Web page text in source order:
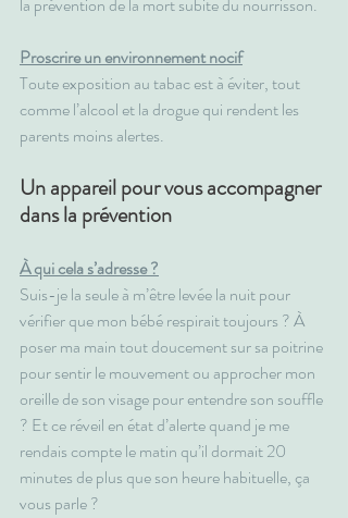
la prévention de la mort subite du nourrisson.
Proscrire un environnement nocif
Toute exposition au tabac est à éviter, tout
comme l’alcool et la drogue qui rendent les
parents moins alertes.
Un appareil pour vous accompagner
dans la prévention
À qui cela s’adresse ?
Suis-je la seule à m’être levée la nuit pour
vérifier que mon bébé respirait toujours ? À
poser ma main tout doucement sur sa poitrine
pour sentir le mouvement ou approcher mon
oreille de son visage pour entendre son souffle
? Et ce réveil en état d’alerte quand je me
rendais compte le matin qu’il dormait 20
minutes de plus que son heure habituelle, ça
vous parle ?